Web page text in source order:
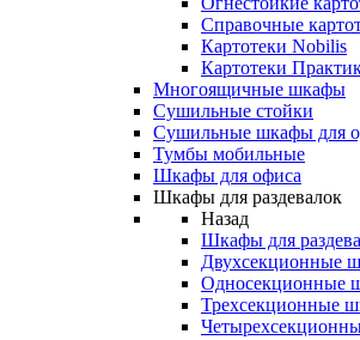
Справочные
Картотеки Nobilis
Картотеки
Многоящичные шкафы
Сушильные стойки
Сушильные шкафы для
Тумбы мобильные
Шкафы для офиса
Шкафы для раздевалок
Назад
Шкафы для
Двухсекционные
Односекционные
Трехсекционные